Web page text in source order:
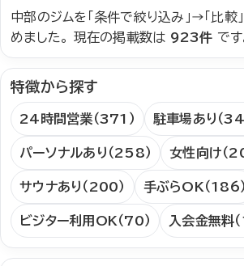
中部のジムを「条件で絞り込み」→「比較
めました。 現在の掲載数は 923件 です
特徴から探す
24時間営業（371） 駐車場あり（
パーソナルあり（258） 女性向け（
サウナあり（200） 手ぶらOK（186）
ビジター利用OK（70） 入会金無料（